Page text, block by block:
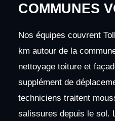
COMMUNES
Nos équipes couvrent
km autour de la
nettoyage toiture et
supplément de
techniciens traitent
salissures depuis le sol.